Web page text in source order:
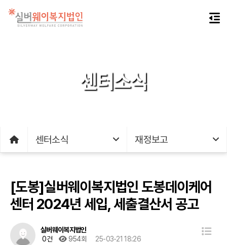
센터소식
센터소식 재정보고
[도봉]실버웨이복지법인 도봉데이케어
센터 2024년 세입, 세출결산서 공고
실버웨이복지법인
0건
954회 25-03-21 18:26